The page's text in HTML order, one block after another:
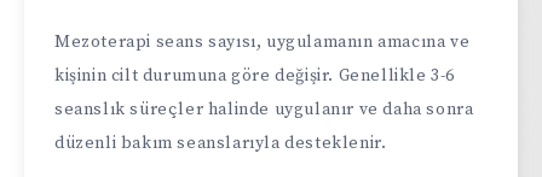
Mezoterapi seans sayısı, uygulamanın amacına ve
kişinin cilt durumuna göre değişir. Genellikle 3-6
seanslık süreçler halinde uygulanır ve daha sonra
düzenli bakım seanslarıyla desteklenir.